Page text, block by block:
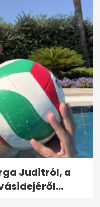
Juditról, a